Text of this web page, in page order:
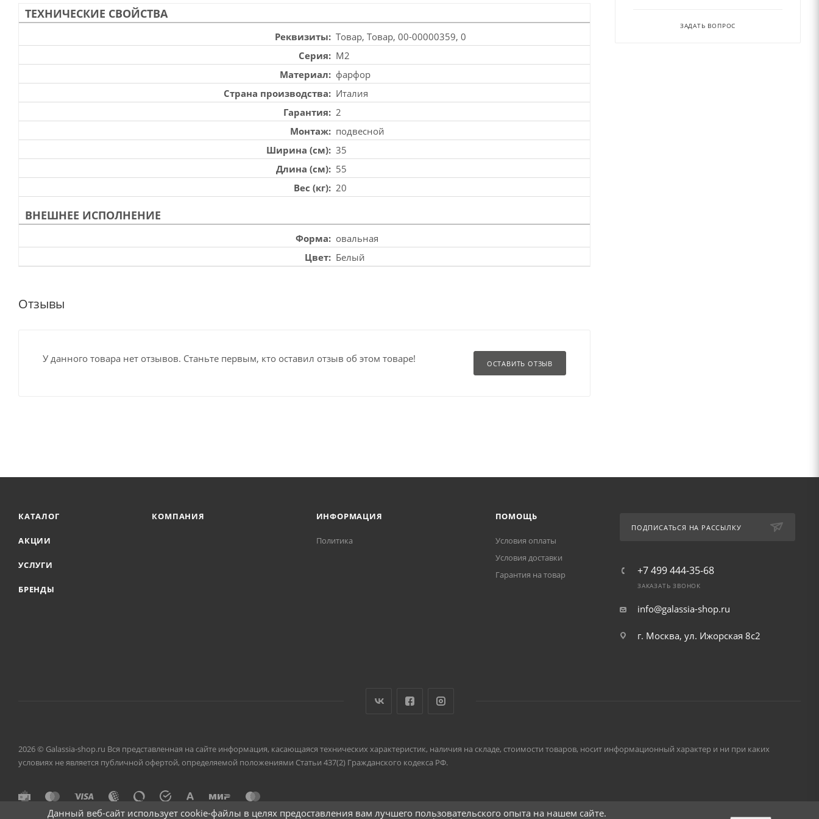
ТЕХНИЧЕСКИЕ СВОЙСТВА
Реквизиты
Товар, Товар, 00-00000359, 0
Серия
M2
Материал
фарфор
Страна производства
Италия
Гарантия
2
Монтаж
подвесной
Ширина (см) 35
Длина (см)
55
Вес (кг)
20
ВНЕШНЕЕ ИСПОЛНЕНИЕ
Форма
овальная
Цвет
Белый
Отзывы
ОСТАВИТЬ ОТЗЫВ
У данного товара нет отзывов. Станьте первым, кто оставил отзыв об этом товаре!
ЗАДАТЬ ВОПРОС
КАТАЛОГ
АКЦИИ
УСЛУГИ
БРЕНДЫ
КОМПАНИЯ ИНФОРМАЦИЯ
Политика
ПОМОЩЬ
Условия оплаты
Условия доставки
Гарантия на товар
ПОДПИСАТЬСЯ НА РАССЫЛКУ
+7 499 444-35-68
ЗАКАЗАТЬ ЗВОНОК
info@galassia-shop.ru
г. Москва, ул. Ижорская 8с2
2026 © Galassia-shop.ru Вся представленная на сайте информация, касающаяся технических характеристик, наличия на складе, стоимости товаров, носит информационный характер и ни при каких
условиях не является публичной офертой, определяемой положениями Статьи 437(2) Гражданского кодекса РФ.
Данный веб-сайт использует cookie-файлы в целях предоставления вам лучшего пользовательского опыта на нашем сайте.